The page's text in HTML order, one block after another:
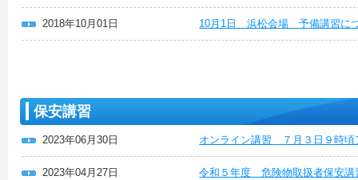
2018年10月01日 10月1日 浜松会場 予備講習に
保安講習
2023年06月30日 オンライン講習 ７月３日９時頃
2023年04月27日 令和５年度 危険物取扱者保